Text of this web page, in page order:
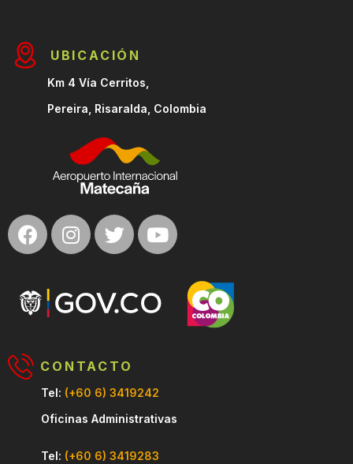
UBICACIÓN
Km 4 Vía Cerritos,
Pereira, Risaralda, Colombia
CONTACTO
Tel: (+60 6) 3419242
Oficinas Administrativas
Tel: (+60 6) 3419283